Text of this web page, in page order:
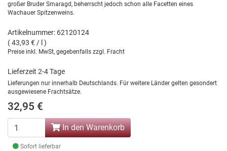
großer Bruder Smaragd, beherrscht jedoch schon alle Facetten eines
Wachauer Spitzenweins.
Artikelnummer: 62120124
( 43,93 € / l )
Preise inkl. MwSt, gegebenfalls zzgl. Fracht
Lieferzeit 2-4 Tage
Lieferungen nur innerhalb Deutschlands. Für weitere Länder gelten gesondert
ausgewiesene Frachtsätze.
32,95 €
In den Warenkorb
Sofort lieferbar